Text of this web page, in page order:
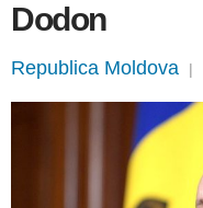
Dodon
Republica Moldova |